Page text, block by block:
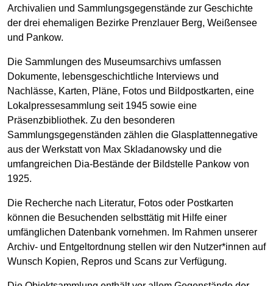
Archivalien und Sammlungsgegenstände zur Geschichte
der drei ehemaligen Bezirke Prenzlauer Berg, Weißensee
und Pankow.
Die Sammlungen des Museumsarchivs umfassen
Dokumente, lebensgeschichtliche Interviews und
Nachlässe, Karten, Pläne, Fotos und Bildpostkarten, eine
Lokalpressesammlung seit 1945 sowie eine
Präsenzbibliothek. Zu den besonderen
Sammlungsgegenständen zählen die Glasplattennegative
aus der Werkstatt von Max Skladanowsky und die
umfangreichen Dia-Bestände der Bildstelle Pankow von
1925.
Die Recherche nach Literatur, Fotos oder Postkarten
können die Besuchenden selbsttätig mit Hilfe einer
umfänglichen Datenbank vornehmen. Im Rahmen unserer
Archiv- und Entgeltordnung stellen wir den Nutzer*innen auf
Wunsch Kopien, Repros und Scans zur Verfügung.